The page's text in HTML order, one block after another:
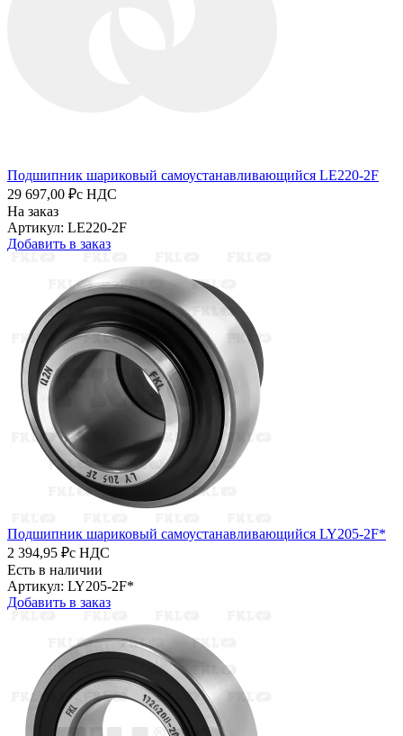
Подшипник шариковый самоустанавливающийся LE220-2F
29 697,00 ₽с НДС
На заказ
Артикул: LE220-2F
Добавить в заказ
Подшипник шариковый самоустанавливающийся LY205-2F*
2 394,95 ₽с НДС
Есть в наличии
Артикул: LY205-2F*
Добавить в заказ